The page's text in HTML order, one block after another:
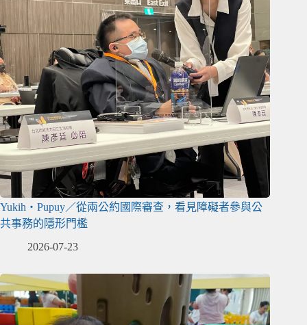
Yukih‧Pupuy／從兩公約國際審查，看見障礙者參與公
共事務的隱形門檻
2026-07-23